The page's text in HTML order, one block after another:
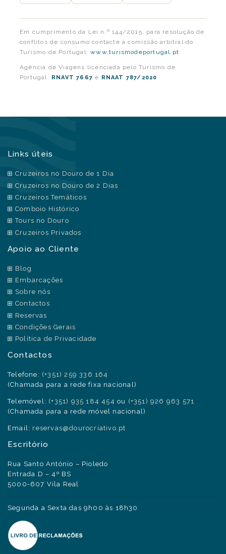
Em cumprimento da Lei n.º 144/2015, para resolução de
conflitos de consumo contacte a comissão arbitral do
Turismo de Portugal:www.turismodeportugal.pt
Agência de Viagens licenciada pelo Turismo de
Portugal: RNAVT 7667 e RNAAT 787/2020
Links úteis
Cruzeiros no Douro de 1 Dia
Cruzeiros no Douro de 2 Dias
Cruzeiros Temáticos
Comboio Histórico
Tours no Douro
Cruzeiros Privados
Apoio ao Cliente
Blog
Embarcações
Sobre nós
Contactos
Reservas
Condições Gerais
Política de Privacidade
Contactos
Telefone: (+351) 259 336 164
(Chamada para a rede fixa nacional)
Telemóvel: (+351) 935 184 454 ou (+351) 926 963 571
(Chamada para a rede móvel nacional)
Email: reservas@dourocriativo.pt
Escritório
Rua Santo António – Pioledo
Entrada D – 4º BS
5000-607 Vila Real
Segunda a Sexta das 9h00 às 18h30